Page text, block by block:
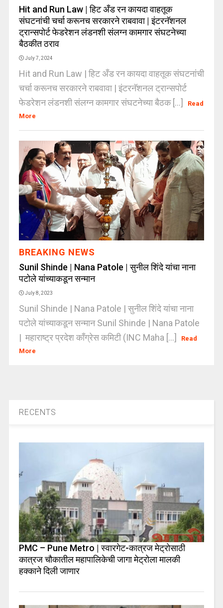
Hit and Run Law | हिट अँड रन कायदा वाहतूक
संघटनांची चर्चा करूनच सरकारने राबवावा | इंटरनॅशनल
ट्रान्सपोर्ट फेडरेशन लंडनशी संलग्न कामगार संघटनेच्या
बैठकीत ठराव
July 7, 2024
Hit and Run Law | हिट अँड रन कायदा वाहतूक संघटनांची
चर्चा करूनच सरकारने राबवावा | इंटरनॅशनल ट्रान्सपोर्ट
फेडरेशन लंडनशी संलग्न कामगार संघटनेच्या बैठक [...]
Read
More
BREAKING NEWS
Sunil Shinde | Nana Patole | सुनील शिंदे यांचा नाना
पटोले यांच्याकडून सन्मान
July 8, 2023
Sunil Shinde | Nana Patole | सुनील शिंदे यांचा नाना
पटोले यांच्याकडून सन्मान Sunil Shinde | Nana Patole
| महाराष्ट्र प्रदेश काँग्रेस कमिटी (INC Maha [...]
Read
More
RECENTS
PMC – Pune Metro | स्वारगेट-कात्रज मेट्रोसाठी
कात्रज चौकातील महापालिकेची जागा मेट्रोला मालकी
हक्काने दिली जाणार